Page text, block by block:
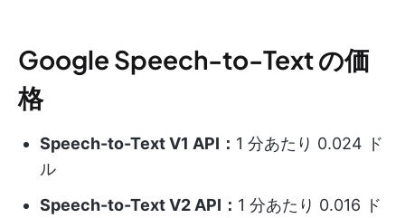
Google Speech-to-Text の価
格
Speech-to-Text V1 API： 1 分あたり 0.024 ド
ル
Speech-to-Text V2 API： 1 分あたり 0.016 ド